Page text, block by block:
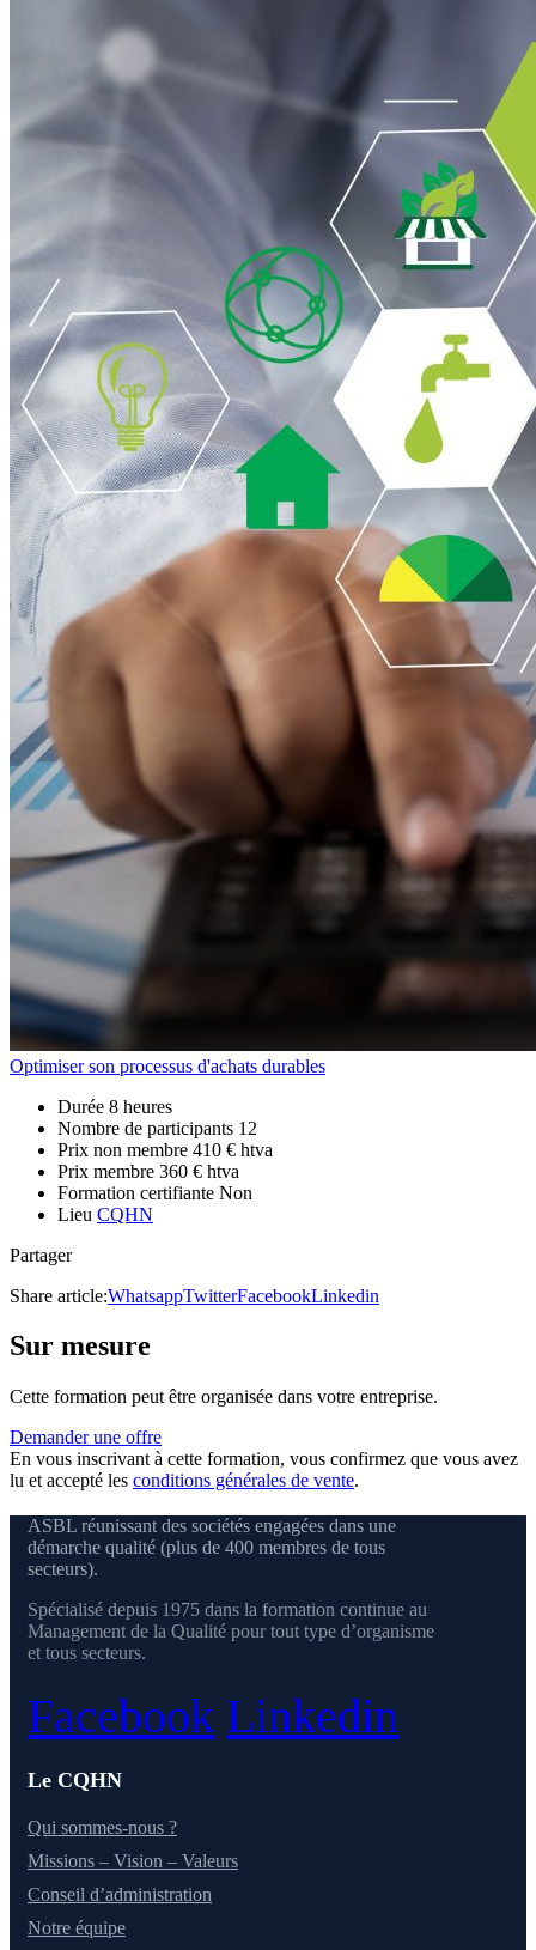
Optimiser son processus d'achats durables
Durée 8 heures
Nombre de participants 12
Prix non membre 410 € htva
Prix membre 360 € htva
Formation certifiante Non
Lieu CQHN
Partager
Share article:WhatsappTwitterFacebookLinkedin
Sur mesure
Cette formation peut être organisée dans votre entreprise.
Demander une offre
En vous inscrivant à cette formation, vous confirmez que vous avez
lu et accepté les conditions générales de vente.
ASBL réunissant des sociétés engagées dans une
démarche qualité (plus de 400 membres de tous
secteurs).
Spécialisé depuis 1975 dans la formation continue au
Management de la Qualité pour tout type d’organisme
et tous secteurs.
Facebook Linkedin
Le CQHN
Qui sommes-nous ?
Missions – Vision – Valeurs
Conseil d’administration
Notre équipe